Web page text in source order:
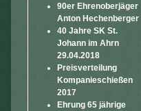
90er Ehrenoberjäger
Anton Hechenberger
40 Jahre SK St.
Johann im Ahrn
29.04.2018
Preisverteilung
Kompanieschießen
2017
Ehrung 65 jährige